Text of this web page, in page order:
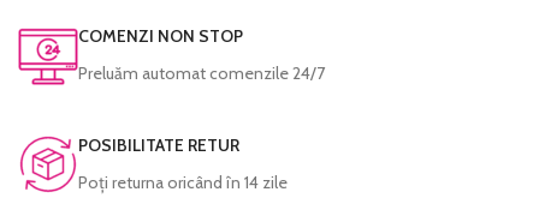
COMENZI NON STOP
Preluăm automat comenzile 24/7
POSIBILITATE RETUR
Poţi returna oricând în 14 zile